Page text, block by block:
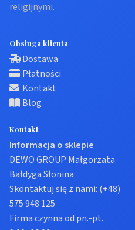
religijnymi.
Obsługa klienta
Dostawa
Płatności
Kontakt
Blog
Kontakt
Informacja o sklepie
DEWO GROUP Małgorzata
Bałdyga Słonina
Skontaktuj się z nami: (+48)
575 948 125
Firma czynna od pn.-pt.